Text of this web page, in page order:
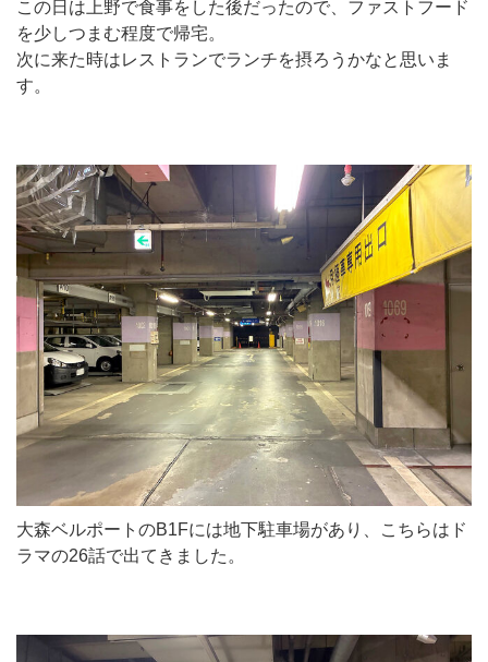
この日は上野で食事をした後だったので、ファストフード
を少しつまむ程度で帰宅。
次に来た時はレストランでランチを摂ろうかなと思いま
す。
大森ベルポートのB1Fには地下駐車場があり、こちらはド
ラマの26話で出てきました。